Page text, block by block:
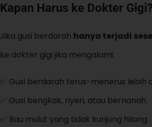
Kapan Harus ke Dokter Gigi?
Jika gusi berdarah hanya terjadi
ke dokter gigi jika mengalami:
✅ Gusi berdarah terus-menerus lebih
✅ Gusi bengkak, nyeri, atau bernanah.
✅ Bau mulut yang tidak kunjung hilang.